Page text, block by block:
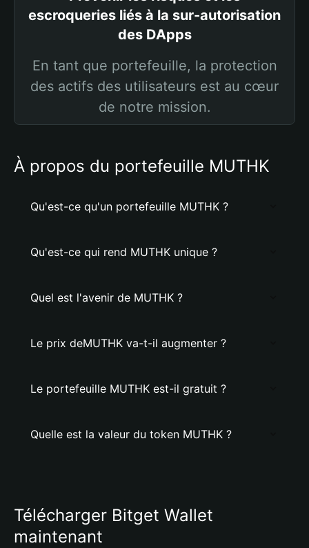
escroqueries liés à la sur-autorisation
des DApps
En tant que portefeuille, la protection
des actifs des utilisateurs est au cœur
de notre mission.
À propos du portefeuille MUTHK
Qu'est-ce qu'un portefeuille MUTHK ?
Qu'est-ce qui rend MUTHK unique ?
Quel est l'avenir de MUTHK ?
Le prix deMUTHK va-t-il augmenter ?
Le portefeuille MUTHK est-il gratuit ?
Quelle est la valeur du token MUTHK ?
Télécharger Bitget Wallet
maintenant